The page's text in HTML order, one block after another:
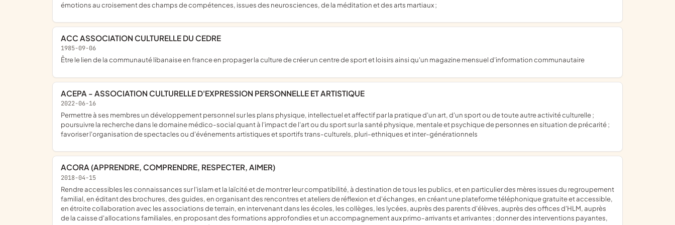
émotions au croisement des champs de compétences, issues des neurosciences, de la méditation et des arts martiaux ;
ACC ASSOCIATION CULTURELLE DU CEDRE
1985-09-06
être le lien de la communauté libanaise en france en propager la culture de créer un centre de sport et loisirs ainsi qu'un magazine mensuel d'information communautaire
ACEPA - ASSOCIATION CULTURELLE D'EXPRESSION PERSONNELLE ET ARTISTIQUE
2022-06-16
permettre à ses membres un développement personnel sur les plans physique, intellectuel et affectif par la pratique d'un art, d'un sport ou de toute autre activité culturelle ;
poursuivre la recherche dans le domaine médico-social quant à l'impact de l'art ou du sport sur la santé physique, mentale et psychique de personnes en situation de précarité ;
favoriser l'organisation de spectacles ou d'événements artistiques et sportifs trans-culturels, pluri-ethniques et inter-générationnels
ACORA (APPRENDRE, COMPRENDRE, RESPECTER, AIMER)
2018-04-15
rendre accessibles les connaissances sur l'islam et la laïcité et de montrer leur compatibilité, à destination de tous les publics, et en particulier des mères issues du regroupement
familial, en éditant des brochures, des guides, en organisant des rencontres et ateliers de réflexion et d'échanges, en créant une plateforme téléphonique gratuite et accessible,
en étroite collaboration avec les associations de terrain, en intervenant dans les écoles, les collèges, les lycées, auprès des parents d'élèves, auprès des offices d'HLM, auprès
de la caisse d'allocations familiales, en proposant des formations approfondies et un accompagnement aux primo-arrivants et arrivantes ; donner des interventions payantes,